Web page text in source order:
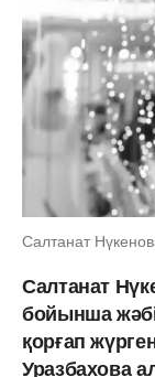
Салтанат
Салтанат
бойынша
қорғап
Уразбахова